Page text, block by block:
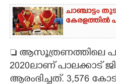
ചാഞ്ചാട്ടം
കേരളത്തിൽ
 ആസൂത്രണത്തിലെ
2020ലാണ് പാലക്കാട്
ആരംഭിച്ചത്. 3,576